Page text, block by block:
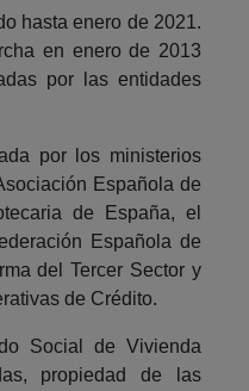
hasta enero de 2021.
en enero de 2013
por las entidades
por los ministerios
Española de
de España, el
Española de
del Tercer Sector y
de Crédito.
Social de Vivienda
propiedad de las